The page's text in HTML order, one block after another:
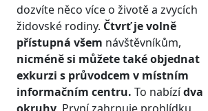
dozvíte něco více o životě a zvycích
židovské rodiny. Čtvrť je volně
přístupná všem návštěvníkům,
nicméně si můžete také objednat
exkurzi s průvodcem v místním
informačním centru. To nabízídva